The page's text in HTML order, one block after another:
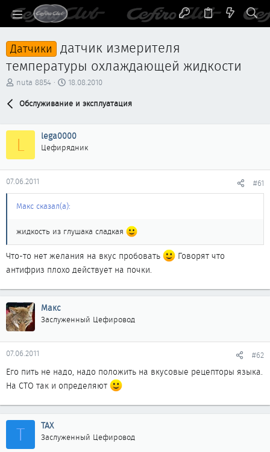
Датчики датчик измерителя
температуры охлаждающей жидкости
А
т
м
ы
nuta 8854
Д
т
а
ч
л
18.08.2010
Обслуживание и эксплуатация
L lega0000
Цефирядник
07.06.2011 #61
Макс сказал(а):
жидкость из глушака сладкая
Что-то нет желания на вкус пробовать
Говорят что
антифриз плохо действует на почки.
Макс
Заслуженный Цефировод
07.06.2011 #62
Его пить не надо, надо положить на вкусовые рецепторы языка.
На СТО так и определяют
Т ТАХ
Заслуженный Цефировод